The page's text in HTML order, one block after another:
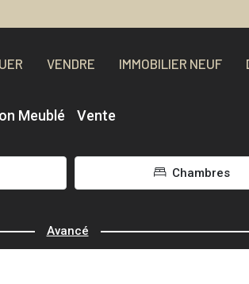
VENDRE IMMOBILIER NEUF
Meublé Vente
Chambres
Avancé